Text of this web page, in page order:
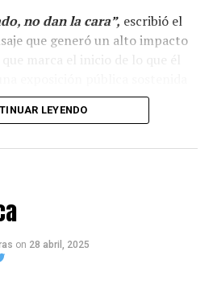
no dan la cara”, escribió el
que generó un alto impacto
que marca el inicio de lo que él
ya ha
casi dos mes
llamado
la cara
que yo con
se hizo.”
LEYENDO
on 28 abril, 2025